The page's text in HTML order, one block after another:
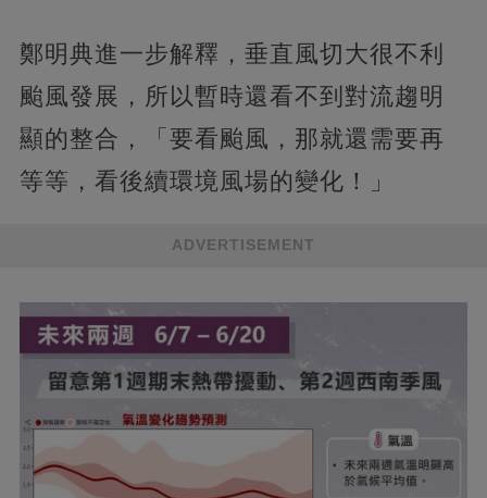
鄭明典進一步解釋，垂直風切大很不利
颱風發展，所以暫時還看不到對流趨明
顯的整合，「要看颱風，那就還需要再
等等，看後續環境風場的變化！」
ADVERTISEMENT